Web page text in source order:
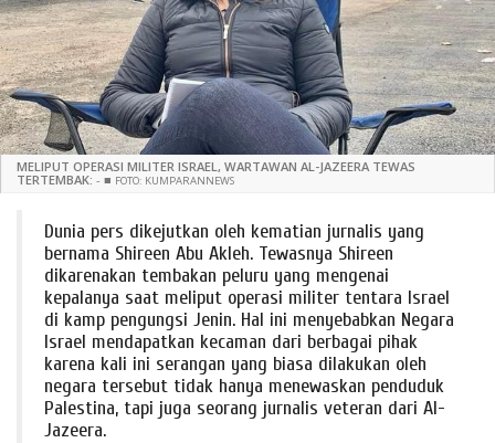
MELIPUT OPERASI MILITER ISRAEL, WARTAWAN AL-JAZEERA TEWAS
TERTEMBAK: - ■ FOTO: KUMPARANNEWS
Dunia pers dikejutkan oleh kematian jurnalis yang
bernama Shireen Abu Akleh. Tewasnya Shireen
dikarenakan tembakan peluru yang mengenai
kepalanya saat meliput operasi militer tentara Israel
di kamp pengungsi Jenin. Hal ini menyebabkan Negara
Israel mendapatkan kecaman dari berbagai pihak
karena kali ini serangan yang biasa dilakukan oleh
negara tersebut tidak hanya menewaskan penduduk
Palestina, tapi juga seorang jurnalis veteran dari Al-
Jazeera.